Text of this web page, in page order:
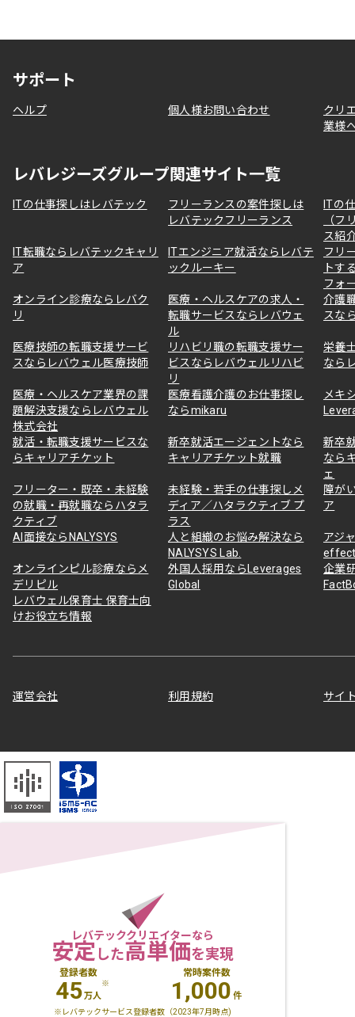
サポート
ヘルプ 個人様お問い合わせ
クリ
業様
レバレジーズグループ関連サイト一覧
ITの仕事探しはレバテック
フリーランスの案件探しは
レバテックフリーランス
ITの
（フ
ス紹
IT転職ならレバテックキャリ
ア
ITエンジニア就活ならレバテ
ックルーキー
フリ
トす
フォ
オンライン診療ならレバク
リ
医療・ヘルスケアの求人・
転職サービスならレバウェ
ル
介護
スな
医療技師の転職支援サービ
スならレバウェル医療技師
リハビリ職の転職支援サー
ビスならレバウェルリハビ
リ
栄養
なら
医療・ヘルスケア業界の課
題解決支援ならレバウェル
株式会社
医療看護介護のお仕事探し
ならmikaru
メキ
就活・転職支援サービスな
らキャリアチケット
新卒就活エージェントなら
キャリアチケット就職
新卒
なら
ェ
フリーター・既卒・未経験
の就職・再就職ならハタラ
クティブ
未経験・若手の仕事探しメ
ディア／ハタラクティブ プ
ラス
障が
ア
AI面接ならNALYSYS
人と組織のお悩み解決なら
NALYSYS Lab.
アジ
オンラインピル診療ならメ
デリピル
外国人採用ならLeverages
Global
企業
レバウェル保育士 保育士向
けお役立ち情報
運営会社 利用規約 サイ
レバテッククリエイターなら
安定した高単価を実現
登録者数
45万人
※
常時案件数
1,000 件
※レバテックサービス登録者数（2023年7月時点)